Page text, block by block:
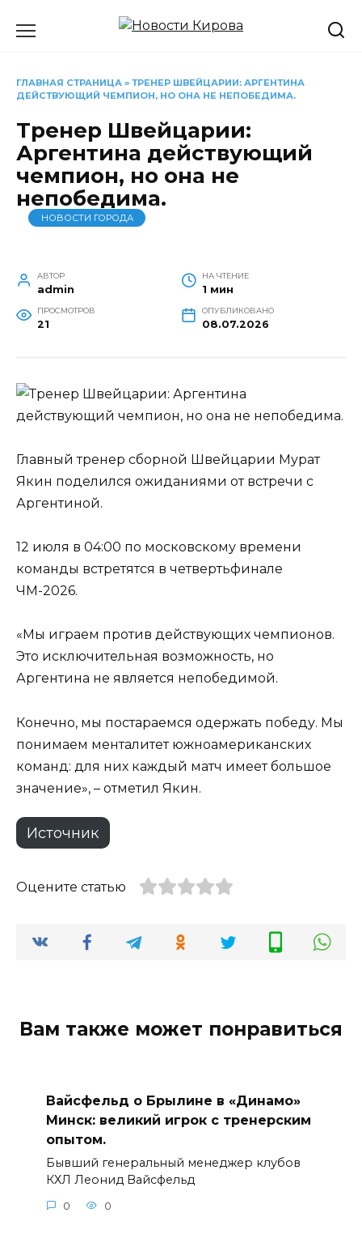
ГЛАВНАЯ СТРАНИЦА » ТРЕНЕР ШВЕЙЦАРИИ: АРГЕНТИНА
ДЕЙСТВУЮЩИЙ ЧЕМПИОН, НО ОНА НЕ НЕПОБЕДИМА.
Тренер Швейцарии:
Аргентина действующий
чемпион, но она не
непобедима.
НОВОСТИ ГОРОДА
АВТОР
admin
НА ЧТЕНИЕ
1 мин
ПРОСМОТРОВ
21
ОПУБЛИКОВАНО
08.07.2026
Главный тренер сборной Швейцарии Мурат
Якин поделился ожиданиями от встречи с
Аргентиной.
12 июля в 04:00 по московскому времени
команды встретятся в четвертьфинале
ЧМ-2026.
«Мы играем против действующих чемпионов.
Это исключительная возможность, но
Аргентина не является непобедимой.
Конечно, мы постараемся одержать победу. Мы
понимаем менталитет южноамериканских
команд: для них каждый матч имеет большое
значение», – отметил Якин.
Источник
Оцените статью
Вам также может понравиться
Вайсфельд о Брылине в «Динамо»
Минск: великий игрок с тренерским
опытом.
Бывший генеральный менеджер клубов
КХЛ Леонид Вайсфельд
0 0